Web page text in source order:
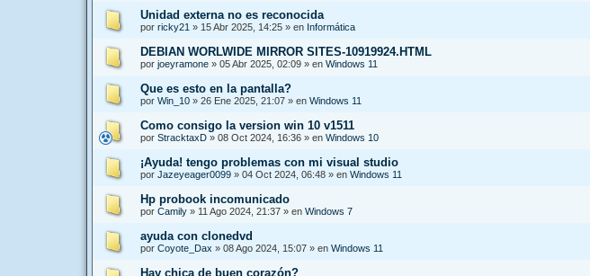
Unidad externa no es reconocida
por ricky21 » 15 Abr 2025, 14:25 » en Informática
DEBIAN WORLWIDE MIRROR SITES-10919924.HTML
por joeyramone » 05 Abr 2025, 02:09 » en Windows 11
Que es esto en la pantalla?
por Win_10 » 26 Ene 2025, 21:07 » en Windows 11
Como consigo la version win 10 v1511
por StracktaxD » 08 Oct 2024, 16:36 » en Windows 10
¡Ayuda! tengo problemas con mi visual studio
por Jazeyeager0099 » 04 Oct 2024, 06:48 » en Windows 11
Hp probook incomunicado
por Camily » 11 Ago 2024, 21:37 » en Windows 7
ayuda con clonedvd
por Coyote_Dax » 08 Ago 2024, 15:07 » en Windows 11
Hay chica de buen corazón?